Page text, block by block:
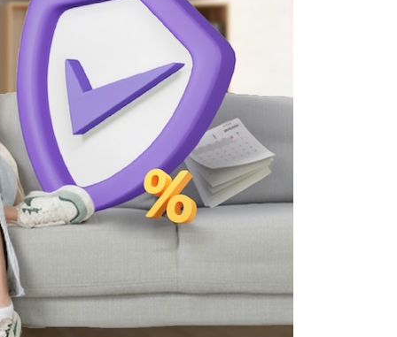
Using AEON Cards - Shopping (Online)
Using AEON Cards - Cashing /